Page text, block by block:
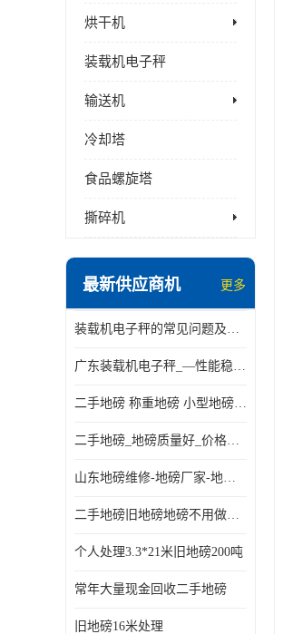
烘干机
装载机电子秤
输送机
冷却塔
食品螺旋塔
撕碎机
最新供应商机 更多
装载机电子秤的常见问题及解决方法介绍
广东装载机电子秤_—性能稳定—操作简单—品质可靠
二手地磅 称重地磅 小型地磅 一百吨地磅
二手地磅_地磅质量好_价格便宜这里找【地磅行家】
山东地磅维修-地磅厂家-地磅价格-二手地磅
二手地磅旧地磅地磅不用做地基
个人处理3.3*21米旧地磅200吨
常年大量现金回收二手地磅
旧地磅16米处理